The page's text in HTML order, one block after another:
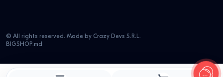
© All rights reserved. Made by Crazy Devs S.R.L.
BIGSHOP.md